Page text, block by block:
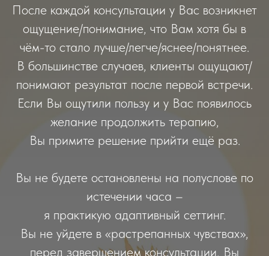
После каждой консультации у Вас возникнет
ощущение/понимание, что Вам хотя бы в
чём-то стало лучше/легче/яснее/понятнее.
В большинстве случаев, клиенты ощущают/
понимают результат после первой встречи.
Если Вы ощутили пользу и у Вас появилось
желание продолжить терапию,
Вы примите решение прийти ещё раз.
Вы не будете остановлены на полуслове по
истечении часа –
я практикую адаптивный сеттинг.
Вы не уйдете в «растрепанных чувствах»,
перед завершением консультации, Вы